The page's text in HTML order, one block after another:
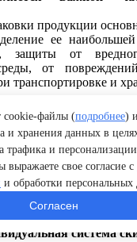
продукции
ее
защиты от
от
транспортировке и
в
или по
размеры
размеров изделия и
система
cookie-файлы (подробнее)
и хранения данных в
трафика и
выражаете свое согласие с
и обработки
Согласен